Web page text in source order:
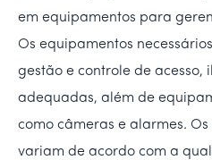
em equipamentos para
Os equipamentos
gestão e controle de acesso,
adequadas, além de
como câmeras e alarmes.
variam de acordo com a